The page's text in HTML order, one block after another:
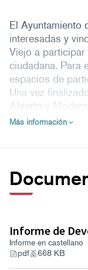
El Ayuntamiento
interesadas y
Viejo a
ciudadana. Para
espacios de
Una vez
un documento
uso del edificio.
Nikolas 23,
para la
Más información
Informe de
Informe en castellano
pdf
668 KB